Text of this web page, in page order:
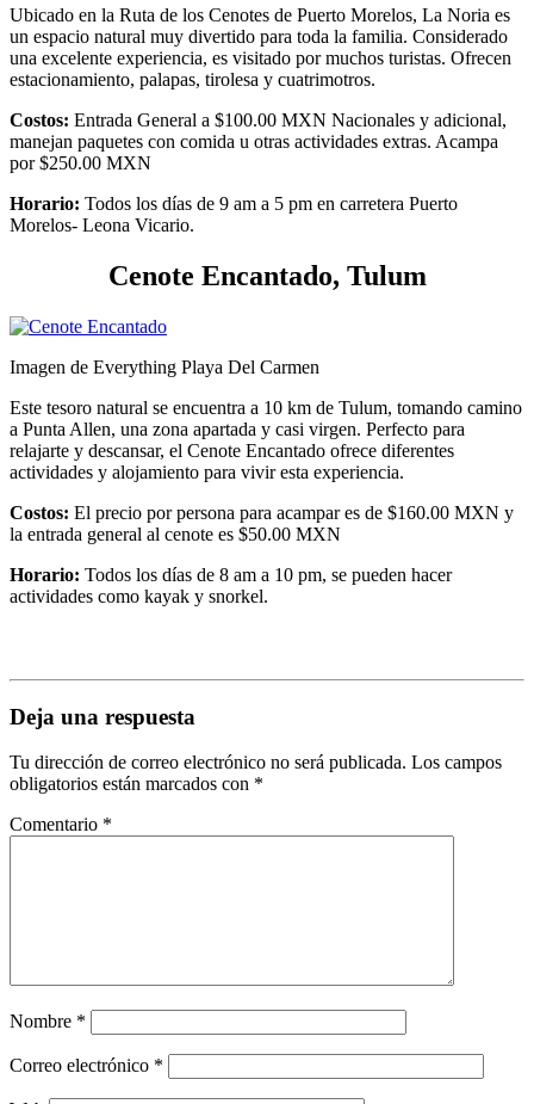
Ubicado en la Ruta de los Cenotes de Puerto Morelos, La Noria es
un espacio natural muy divertido para toda la familia. Considerado
una excelente experiencia, es visitado por muchos turistas. Ofrecen
estacionamiento, palapas, tirolesa y cuatrimotros.
Costos: Entrada General a $100.00 MXN Nacionales y adicional,
manejan paquetes con comida u otras actividades extras. Acampa
por $250.00 MXN
Horario: Todos los días de 9 am a 5 pm en carretera Puerto
Morelos- Leona Vicario.
Cenote Encantado, Tulum
Imagen de Everything Playa Del Carmen
Este tesoro natural se encuentra a 10 km de Tulum, tomando camino
a Punta Allen, una zona apartada y casi virgen. Perfecto para
relajarte y descansar, el Cenote Encantado ofrece diferentes
actividades y alojamiento para vivir esta experiencia.
Costos: El precio por persona para acampar es de $160.00 MXN y
la entrada general al cenote es $50.00 MXN
Horario: Todos los días de 8 am a 10 pm, se pueden hacer
actividades como kayak y snorkel.
Deja una respuesta
Tu dirección de correo electrónico no será publicada. Los campos
obligatorios están marcados con *
Comentario *
Nombre *
Correo electrónico *